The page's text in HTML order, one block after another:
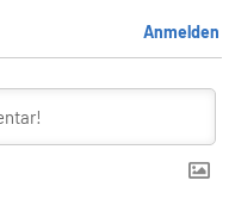
Anmelden